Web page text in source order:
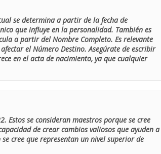
se determina a partir de la fecha de
que influye en la personalidad. También es
a partir del Nombre Completo. Es relevante
el Número Destino. Asegúrate de escribir
en el acta de nacimiento, ya que cualquier
Estos se consideran maestros porque se cree
de crear cambios valiosos que ayuden a
cree que representan un nivel superior de